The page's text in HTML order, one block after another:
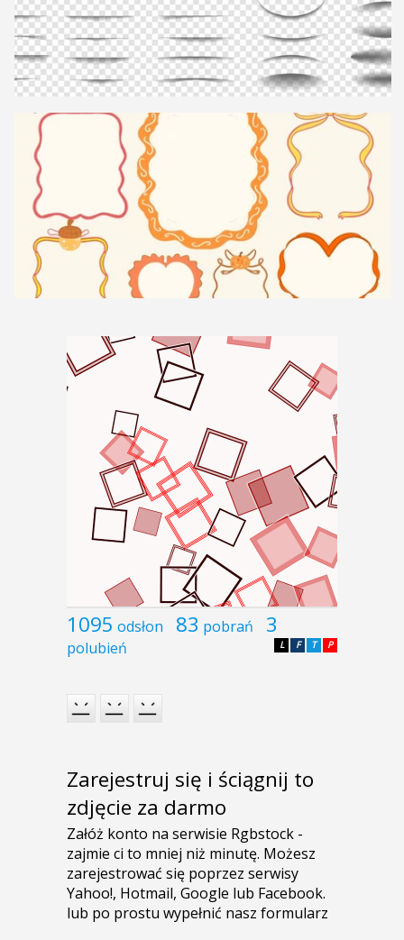
1095 odsłon 83 pobrań 3
polubień P
T
F
L
Zarejestruj się i ściągnij to
zdjęcie za darmo